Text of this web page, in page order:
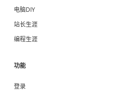
电脑DIY
站长生涯
编程生涯
功能
登录